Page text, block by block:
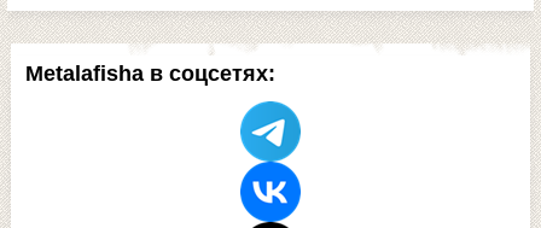
Metalafisha в соцсетях: